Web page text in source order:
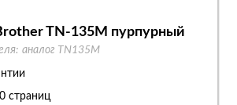
TN-135M пурпурный
аналог TN135M
страниц